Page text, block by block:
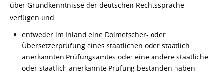
über Grundkenntnisse der deutschen Rechtssprache
verfügen und
entweder im Inland eine Dolmetscher- oder
Übersetzerprüfung eines staatlichen oder staatlich
anerkannten Prüfungsamtes oder eine andere staatliche
oder staatlich anerkannte Prüfung bestanden haben